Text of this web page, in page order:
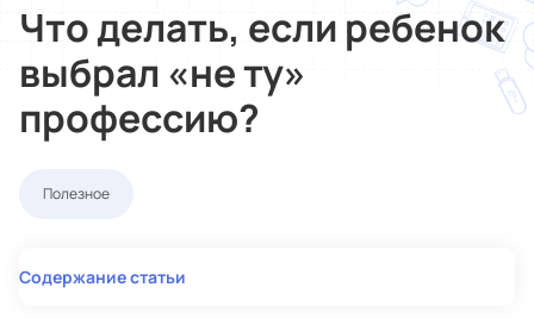
Что делать, если ребенок
выбрал «не ту»
профессию?
Полезное
Содержание статьи